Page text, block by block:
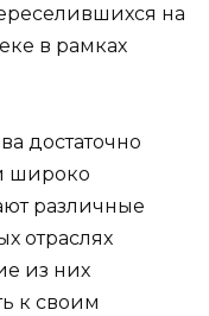
на
в рамках
достаточно
широко
различные
отраслях
из них
к своим